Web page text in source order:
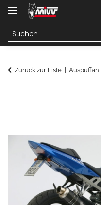
Zurück zur Liste